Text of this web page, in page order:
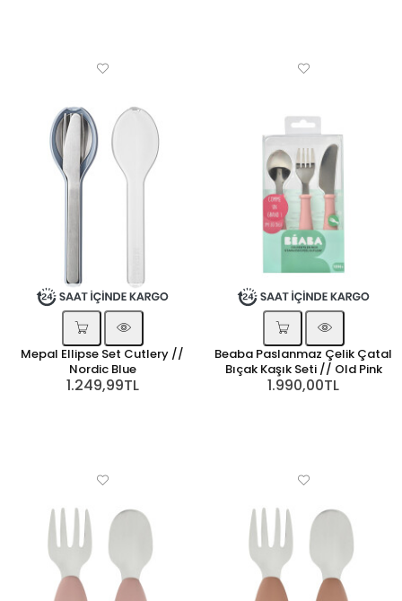
Mepal Ellipse Set Cutlery //
Nordic Blue
1.249,99TL
Beaba Paslanmaz Çelik Çatal
Bıçak Kaşık Seti // Old Pink
1.990,00TL